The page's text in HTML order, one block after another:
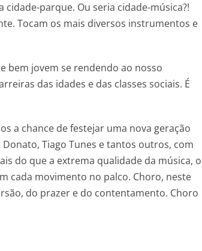
parque. Ou seria cidade-música?!
Tocam os mais diversos instrumentos e
bem jovem se rendendo ao nosso
das idades e das classes sociais. É
a chance de festejar uma nova geração
Tiago Tunes e tantos outros, com
do que a extrema qualidade da música, o
cada movimento no palco. Choro, neste
do prazer e do contentamento. Choro